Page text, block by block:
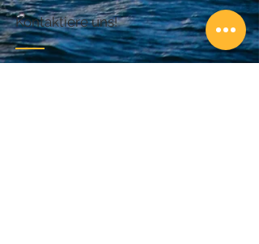
Kontaktiere uns!